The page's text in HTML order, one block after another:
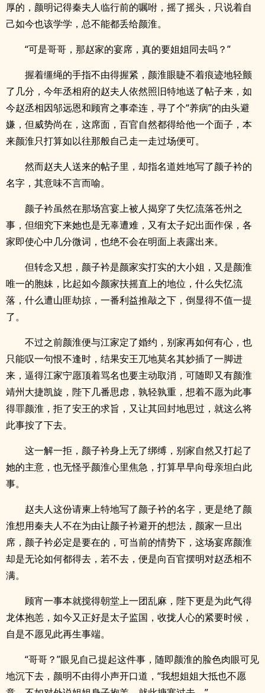
厚的，颜明记得秦夫人临行前的嘱咐，摇了摇头，只说着自
己如今也该学学，总不能都丢给颜淮。
“可是哥哥，那赵家的宴席，真的要姐姐同去吗？”
握着缰绳的手指不由得握紧，颜淮眼睫不着痕迹地轻颤
了几分，今年丞相府的赵夫人依然照旧特地送了帖子来，如
今赵丞相因邬远恩和顾宵之事牵连，寻了个“养病”的由头避
嫌，但威势尚在，这席面，百官自然都得给他一个面子，本
来颜淮只打算如以往那般自己走一走过场便可。
然而赵夫人送来的帖子里，却指名道姓地写了颜子衿的
名字，其意味不言而喻。
颜子衿虽然在那场宫宴上被人揭穿了失忆流落苍州之
事，但细究下来她也是无辜遭难，又有太子妃出面作保，各
家即使心中几分微词，也绝不会在明面上表露出来。
但转念又想，颜子衿是颜家实打实的大小姐，又是颜淮
唯一的胞妹，比起如今颜家扶摇直上的地位，什么失忆流
落，什么遭山匪劫掠，一番利益推敲之下，倒显得不值一提
了。
不过之前颜淮便与江家定了婚约，别家再如何有心，也
只能叹一句恨不逢时，结果安王兀地莫名其妙插了一脚进
来，逼得江家宁愿顶着骂名也要主动取消，可随即又有颜淮
靖州大捷凯旋，陛下几番思虑，孰轻孰重，想着不愿为此事
得罪颜淮，拒了安王的求旨，又让其回封地思过，就这么将
此事按了下去。
这一解一拒，颜子衿身上无了绑缚，别家自然又打起了
她的主意，也无怪乎颜淮心里焦急，打算早早向母亲坦白此
事。
赵夫人这份请柬上特地写了颜子衿的名字，更是绝了颜
淮想用秦夫人不在为由让颜子衿避开的想法，颜家一旦出
席，颜子衿必定是要在的，可当前的情势下，这场宴席颜淮
却是无论如何都得去，若不去，便是向百官摆明对赵丞相不
满。
顾宵一事本就搅得朝堂上一团乱麻，陛下更是为此气得
龙体抱恙，如今又正好是太子监国，收拢人心的紧要时候，
自是不愿见此再生事端。
“哥哥？”眼见自己提起这件事，随即颜淮的脸色肉眼可见
地沉下去，颜明不由得小声开口道，“我想姐姐大抵也不愿